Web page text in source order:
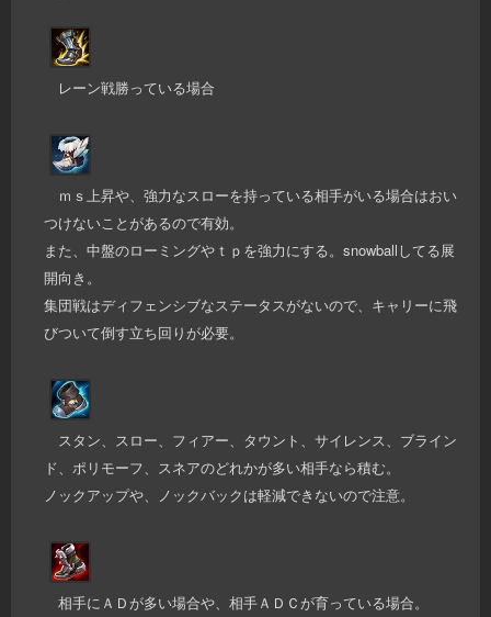
レーン戦勝っている場合
ｍｓ上昇や、強力なスローを持っている相手がいる場合はおい
つけないことがあるので有効。
また、中盤のローミングやｔｐを強力にする。snowballしてる展
開向き。
集団戦はディフェンシブなステータスがないので、キャリーに飛
びついて倒す立ち回りが必要。
スタン、スロー、フィアー、タウント、サイレンス、ブライン
ド、ポリモーフ、スネアのどれかが多い相手なら積む。
ノックアップや、ノックバックは軽減できないので注意。
相手にＡＤが多い場合や、相手ＡＤＣが育っている場合。